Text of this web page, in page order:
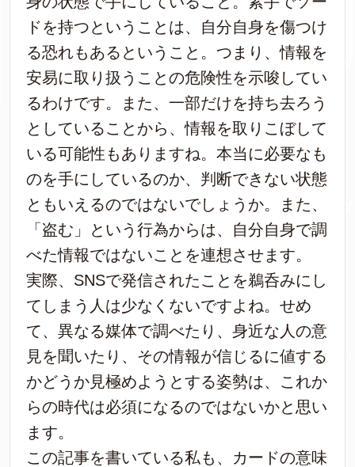
ドを持つということは、自分自身を傷つけ
る恐れもあるということ。つまり、情報を
安易に取り扱うことの危険性を示唆してい
るわけです。また、一部だけを持ち去ろう
としていることから、情報を取りこぼして
いる可能性もありますね。本当に必要なも
のを手にしているのか、判断できない状態
ともいえるのではないでしょうか。また、
「盗む」という行為からは、自分自身で調
べた情報ではないことを連想させます。
実際、SNSで発信されたことを鵜呑みにし
てしまう人は少なくないですよね。せめ
て、異なる媒体で調べたり、身近な人の意
見を聞いたり、その情報が信じるに値する
かどうか見極めようとする姿勢は、これか
らの時代は必須になるのではないかと思い
ます。
この記事を書いている私も、カードの意味